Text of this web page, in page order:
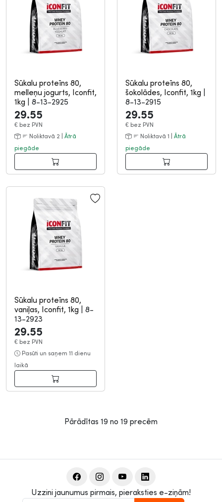
Sūkalu proteīns 80,
melleņu jogurts, Iconfit,
1kg
8-13-2925
29.55
€ bez PVN
Noliktavā 2 | Ātrā
piegāde
Sūkalu proteīns 80,
šokolādes, Iconfit, 1kg
8-13-2915
29.55
€ bez PVN
Noliktavā 1 | Ātrā
piegāde
Sūkalu proteīns 80,
vaniļas, Iconfit, 1kg
8-
13-2923
29.55
€ bez PVN
Pasūti un saņem 11 dienu
laikā
Pārādītas 19 no 19 precēm
Uzzini jaunumus pirmais, pieraksties e-ziņām!